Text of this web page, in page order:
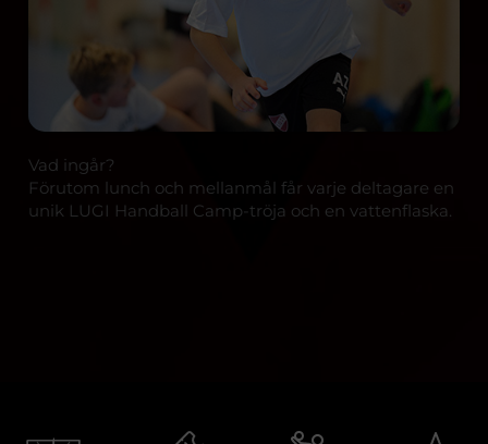
Vad ingår?
Förutom lunch och mellanmål får varje deltagare en
unik LUGI Handball Camp-tröja och en vattenflaska.